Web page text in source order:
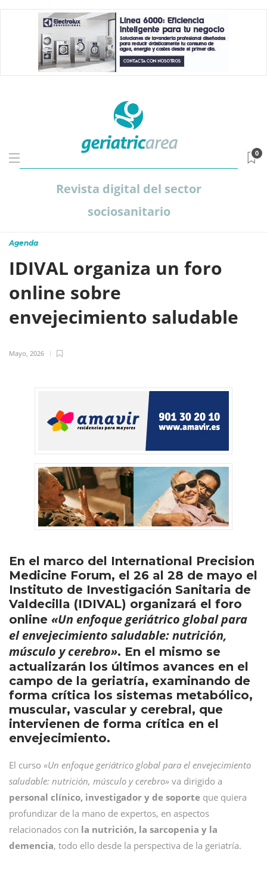
Revista digital del sector
sociosanitario
0
Agenda
IDIVAL organiza un foro
online sobre
envejecimiento saludable
Mayo, 2026
En el marco del International Precision
Medicine Forum, el 26 al 28 de mayo el
Instituto de Investigación Sanitaria de
Valdecilla (IDIVAL) organizará el foro
online «Un enfoque geriátrico global para
el envejecimiento saludable: nutrición,
músculo y cerebro». En el mismo se
actualizarán los últimos avances en el
campo de la geriatría, examinando de
forma crítica los sistemas metabólico,
muscular, vascular y cerebral, que
intervienen de forma crítica en el
envejecimiento.
El curso «Un enfoque geriátrico global para el envejecimiento
saludable: nutrición, músculo y cerebro» va dirigido a
personal clínico, investigador y de soporte que quiera
profundizar de la mano de expertos, en aspectos
relacionados con la nutrición, la sarcopenia y la
demencia, todo ello desde la perspectiva de la geriatría.